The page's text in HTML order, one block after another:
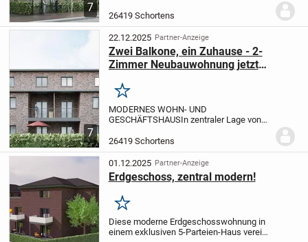
7
Wohn- und Geschäftshaus, das
modernes Wohnen und attraktive
Gewerbeflächen optimal vereint. Das
architektoni...
26419 Schortens
7
22.12.2025 Partner-Anzeige
Zwei Balkone, ein Zuhause - 2-
Zimmer Neubauwohnung jetzt
Merken
MODERNES WOHN- UND
GESCHÄFTSHAUSIn zentraler Lage von
Wohn- und Geschäftshaus, das
modernes Wohnen und attraktive
Gewerbeflächen optimal vereint. Das
architektoni...
26419 Schortens
01.12.2025 Partner-Anzeige
Erdgeschoss, zentral modern!
Merken
Diese moderne Erdgeschosswohnung in
einem exklusiven 5-Parteien-Haus vereint